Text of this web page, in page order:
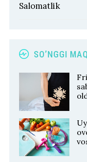
Salomatlik
SO’NGGI